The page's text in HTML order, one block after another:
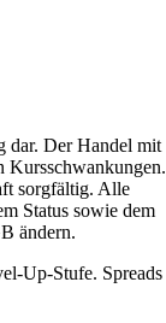
dar. Der Handel mit
Kursschwankungen.
sorgfältig. Alle
Status sowie dem
ändern.
Up-Stufe. Spreads